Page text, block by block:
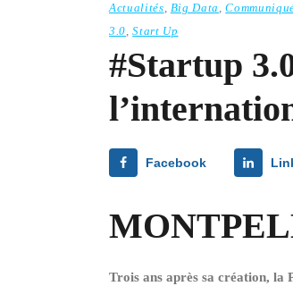
Actualités, Big Data ,
3.0,Start Up
#Startup
Facebook
Trois ans après sa création, la